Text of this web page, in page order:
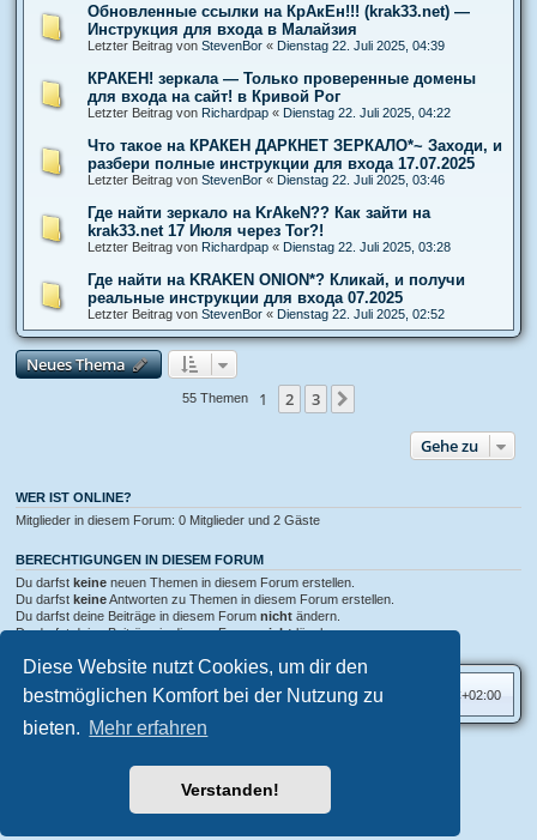
Diese Website nutzt Cookies, um dir den
bestmöglichen Komfort bei der Nutzung zu
bieten. Mehr erfahren
Verstanden!
Обновленные ссылки на КрАкЕн!!! (krak33.net) —
Инструкция для входа в Малайзия
Letzter Beitrag von StevenBor « Dienstag 22. Juli 2025, 04:39
КРАКЕН! зеркала — Только проверенные домены
для входа на сайт! в Кривой Рог
Letzter Beitrag von Richardpap « Dienstag 22. Juli 2025, 04:22
Что такое на КРАКЕН ДАРКНЕТ ЗЕРКАЛО*~ Заходи, и
разбери полные инструкции для входа 17.07.2025
Letzter Beitrag von StevenBor « Dienstag 22. Juli 2025, 03:46
Где найти зеркало на KrAkeN?? Как зайти на
krak33.net 17 Июля через Tor?!
Letzter Beitrag von Richardpap « Dienstag 22. Juli 2025, 03:28
Где найти на KRAKEN ONION*? Кликай, и получи
реальные инструкции для входа 07.2025
Letzter Beitrag von StevenBor « Dienstag 22. Juli 2025, 02:52
Neues Thema
55 Themen 1 2 3
Gehe zu
WER IST ONLINE?
Mitglieder in diesem Forum: 0 Mitglieder und 2 Gäste
BERECHTIGUNGEN IN DIESEM FORUM
Du darfst keine neuen Themen in diesem Forum erstellen.
Du darfst keineAntworten zu Themen in diesem Forum erstellen.
Du darfst deine Beiträge in diesem Forum nicht ändern.
Du darfst deine Beiträge in diesem Forumnichtlöschen.
Foren-Übersicht Alle Zeiten sind UTC+02:00